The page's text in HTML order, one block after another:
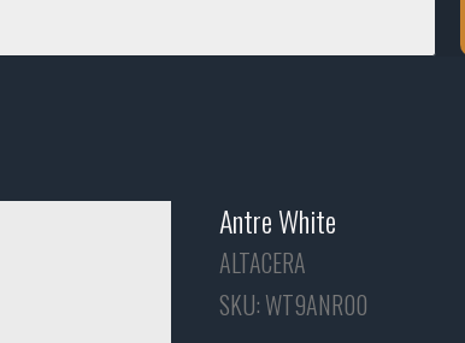
Antre White
ALTACERA
SKU: WT9ANR00